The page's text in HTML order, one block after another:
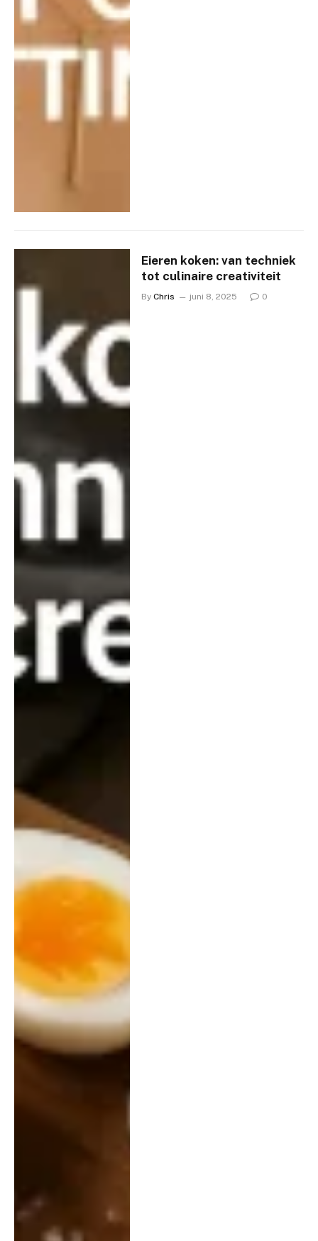
Eieren koken: van techniek
tot culinaire creativiteit
By Chris juni 8, 2025 0